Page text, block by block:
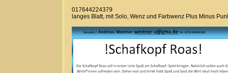
017644224379
langes Blatt, mit Solo, Wenz und Farbwenz Plus Minus